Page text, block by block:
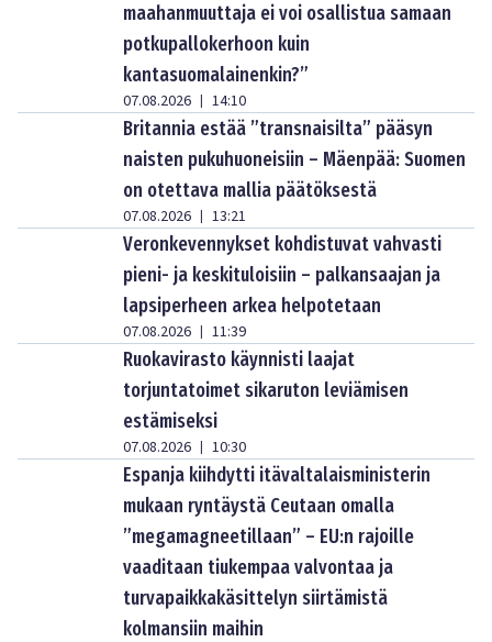
maahanmuuttaja ei voi osallistua samaan
potkupallokerhoon kuin
kantasuomalainenkin?”
07.08.2026 | 14:10
Britannia estää ”transnaisilta” pääsyn
naisten pukuhuoneisiin – Mäenpää: Suomen
on otettava mallia päätöksestä
07.08.2026 | 13:21
Veronkevennykset kohdistuvat vahvasti
pieni- ja keskituloisiin – palkansaajan ja
lapsiperheen arkea helpotetaan
07.08.2026 | 11:39
Ruokavirasto käynnisti laajat
torjuntatoimet sikaruton leviämisen
estämiseksi
07.08.2026 | 10:30
Espanja kiihdytti itävaltalaisministerin
mukaan ryntäystä Ceutaan omalla
”megamagneetillaan” – EU:n rajoille
vaaditaan tiukempaa valvontaa ja
turvapaikkakäsittelyn siirtämistä
kolmansiin maihin